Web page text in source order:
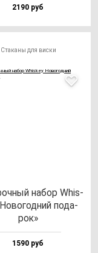
2190 руб
Стаканы для виски
на­бор Whis­
по­да­
рок»
1590 руб